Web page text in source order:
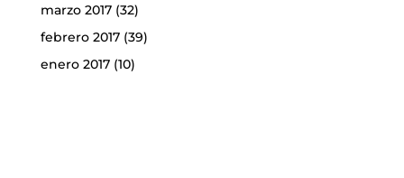
marzo 2017(32)
febrero 2017(39)
enero 2017(10)